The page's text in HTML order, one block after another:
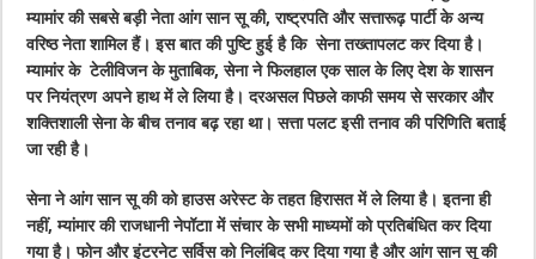
म्यामांर की सबसे बड़ी नेता आंग सान सू की, राष्ट्रपति और सत्तारूढ़ पार्टी के अन्य
वरिष्ठ नेता शामिल हैं। इस बात की पुष्टि हुई है कि सेना तख्तापलट कर दिया है।
म्यामांर के टेलीविजन के मुताबिक, सेना ने फिलहाल एक साल के लिए देश के शासन
पर नियंत्रण अपने हाथ में ले लिया है। दरअसल पिछले काफी समय से सरकार और
शक्तिशाली सेना के बीच तनाव बढ़ रहा था। सत्ता पलट इसी तनाव की परिणिति बताई
जा रही है।
सेना ने आंग सान सू की को हाउस अरेस्ट के तहत हिरासत में ले लिया है। इतना ही
नहीं, म्यांमार की राजधानी नेपॉटाा में संचार के सभी माध्यमों को प्रतिबंधित कर दिया
गया है। फोन और इंटरनेट सर्विस को निलंबिद कर दिया गया है और आंग सान सू की